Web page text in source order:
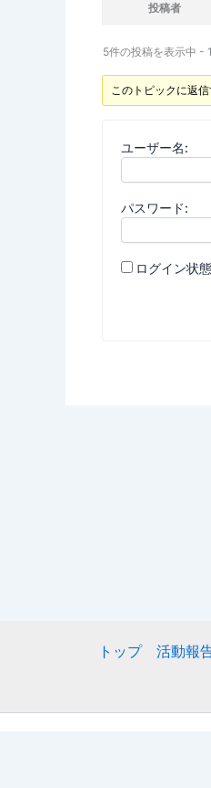
投稿者
5件の投稿を表示中 -
このトピックに返
ユーザー名:
パスワード:
ログイン状
トップ 活動報